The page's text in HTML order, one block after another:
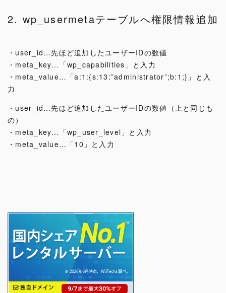
2. wp_usermetaテーブルへ権限情報追加
・user_id…先ほど追加したユーザーIDの数値
・meta_key…「wp_capabilities」と入力
・meta_value…「a:1:{s:13:”administrator”;b:1;}」と入
力
・user_id…先ほど追加したユーザーIDの数値（上と同じも
の）
・meta_key…「wp_user_level」と入力
・meta_value…「10」と入力